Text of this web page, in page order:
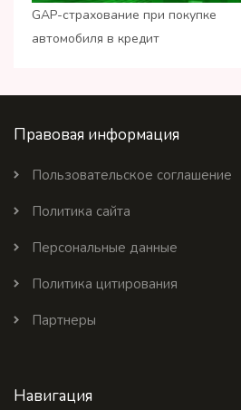
GAP-страхование при покупке
автомобиля в кредит
Правовая информация
Пользовательское соглашение
Политика сайта
Персональные данные
Политика цитирования
Партнеры
Навигация